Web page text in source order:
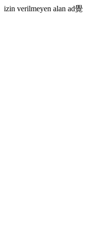
izin verilmeyen alan ad覺